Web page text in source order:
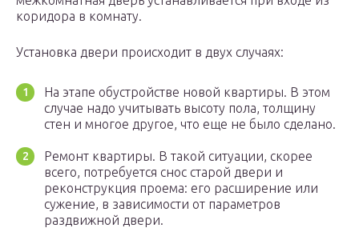
коридора в комнату.
Установка двери происходит в двух случаях:
На этапе обустройстве новой квартиры. В этом
случае надо учитывать высоту пола, толщину
стен и многое другое, что еще не было сделано.
Ремонт квартиры. В такой ситуации, скорее
всего, потребуется снос старой двери и
реконструкция проема: его расширение или
сужение, в зависимости от параметров
раздвижной двери.